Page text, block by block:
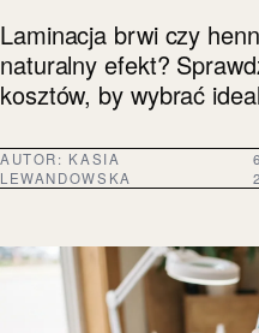
Laminacja brwi czy
naturalny efekt?
kosztów, by wybrać
AUTOR: KASIA
LEWANDOWSKA